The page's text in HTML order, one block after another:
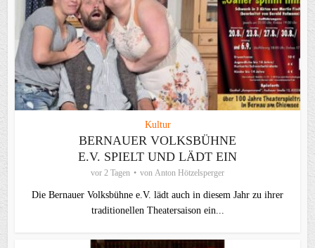
Kultur
BERNAUER VOLKSBÜHNE
E.V. SPIELT UND LÄDT EIN
vor 2 Tagen von Anton Hötzelsperger
Die Bernauer Volksbühne e.V. lädt auch in diesem Jahr zu ihrer
traditionellen Theater­saison ein...